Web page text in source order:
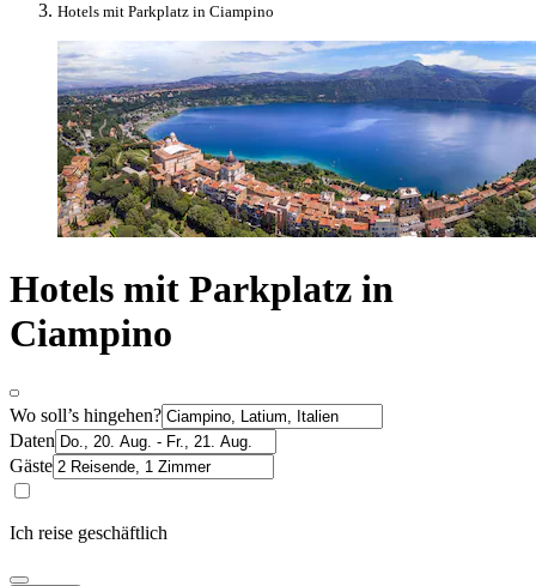
Hotels mit Parkplatz in Ciampino
Hotels mit Parkplatz in
Ciampino
Wo soll’s hingehen?
Daten
Gäste
Ich reise geschäftlich